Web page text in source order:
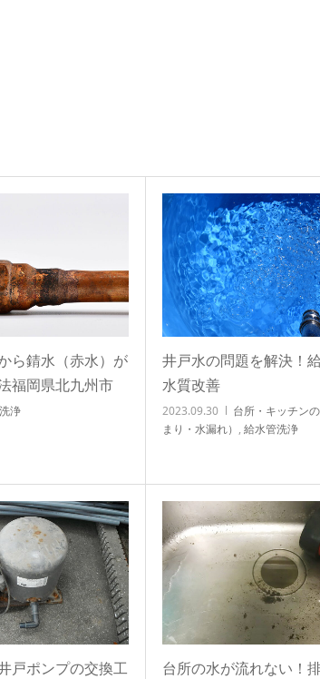
ら錆水（赤水）が
福岡県北九州市
浄
井戸水の問題を解決！
水質改善
2023.09.30
台所・キッチン
まり・水漏れ） , 給水管洗浄
戸ポンプの交換工
台所の水が流れない！